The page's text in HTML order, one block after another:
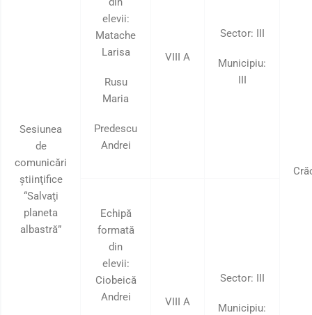
Sesiunea
de
comunicări
ştiinţifice
“Salvaţi
planeta
albastră”
elevii:
Matache
Larisa
Rusu
Maria
Predescu
Andrei
VIII A
Sector: III
Municipiu:
III
Echipă
formată
din
elevii:
Ciobeică
Andrei
VIII A
Sector: III
Municipiu: